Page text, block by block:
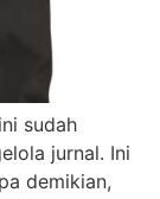
sudah
jurnal. Ini
demikian,